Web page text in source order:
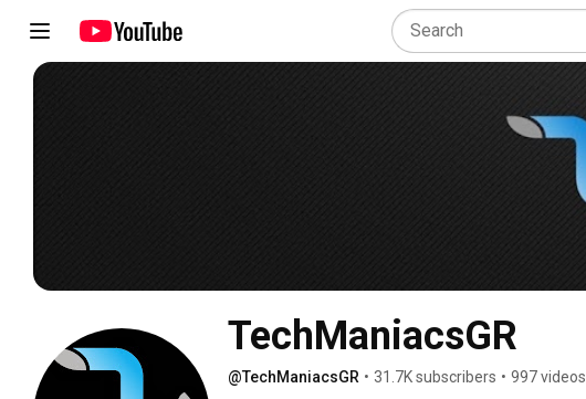
TechManiacsGR
@TechManiacsGR • 31.7K subscribers • 997 videos